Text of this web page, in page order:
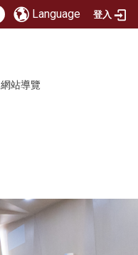
Language 登入
網站導覽